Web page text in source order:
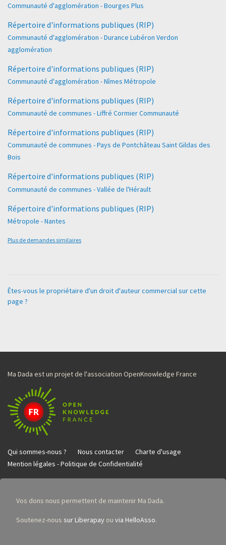
Communauté d'agglomération - Bourges Plus
Répertoire d'informations publiques (RIP)
Communauté d'agglomération - Durance Lubéron Verdon
agglomération
Répertoire d'informations publiques (RIP)
Communauté d'agglomération - Nîmes Métropole
Répertoire d'informations publiques (RIP)
Communauté de communes - Liffré Cormier Communauté
Répertoire d'informations publiques (RIP)
Communauté de communes - Pays de Pontchâteau Saint Gildas des
Bois
Répertoire d'informations publiques (RIP)
Communauté de communes - Vallée de l'Hérault
Répertoire d'informations publiques (RIP)
Métropole - Nantes
Plus de demandes similaires
Êtes-vous le propriétaire d'un droit d'auteur commercial sur cette
page ?
Ma Dada est un projet de l'association OpenKnowledge France
Qui sommes-nous ? Nous contacter
Charte d'usage
Mention légales - Politique de Confidentialité
Vos dons nous permettent de maintenir Ma Dada.
Soutenez-nous sur Liberapay ou via HelloAsso.